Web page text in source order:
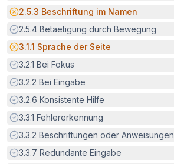
Potenzielle Barriere:
2.5.3 Beschriftung im Namen
Erfüllt:
2.5.4 Betaetigung durch Bewegung
Potenzielle Barriere:
3.1.1 Sprache der Seite
Erfüllt:
3.2.1 Bei Fokus
Erfüllt:
3.2.2 Bei Eingabe
Erfüllt:
3.2.6 Konsistente Hilfe
Erfüllt:
3.3.1 Fehlererkennung
Erfüllt:
3.3.2 Beschriftungen oder Anweisungen
Erfüllt:
3.3.7 Redundante Eingabe